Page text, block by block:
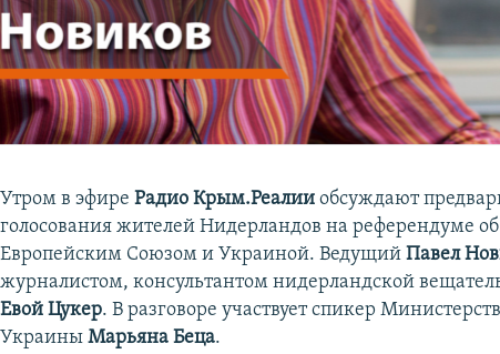
Утром в эфире Радио Крым.Реалииобсуждают
голосования жителей Нидерландов на референдуме
Европейским Союзом и Украиной. ВедущийПавел
журналистом, консультантом нидерландской
Евой Цукер. В разговоре участвует спикер
УкраиныМарьяна Беца.